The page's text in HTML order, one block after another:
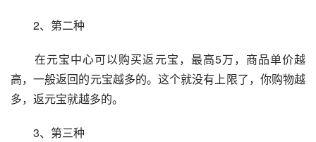
2、第二种
在元宝中心可以购买返元宝，最高5万，商品单价越
高，一般返回的元宝越多的。这个就没有上限了，你购物越
多，返元宝就越多的。
3、第三种